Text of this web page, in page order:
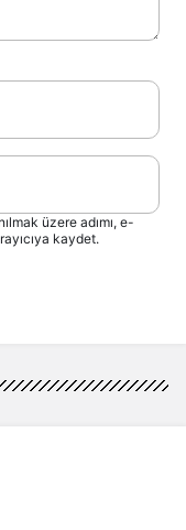
üzere adımı, e-
kaydet.